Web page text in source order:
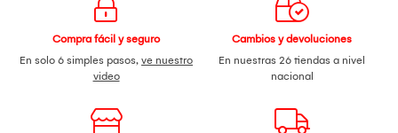
Compra fácil y seguro
En solo 6 simples pasos, ve nuestro
video
Cambios y devoluciones
En nuestras 26 tiendas a nivel
nacional